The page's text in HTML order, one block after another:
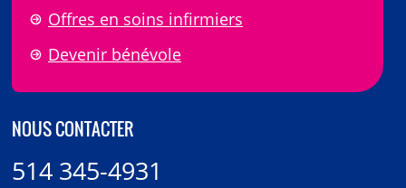
Offres en soins infirmiers
Devenir bénévole
NOUS CONTACTER
514 345-4931